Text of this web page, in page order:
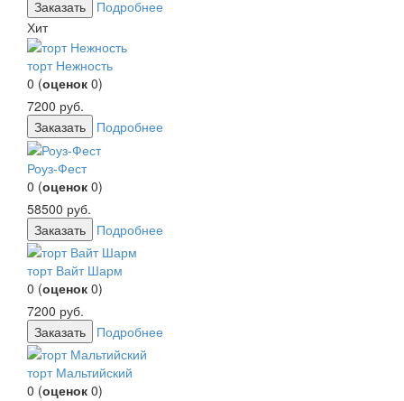
Заказать
Подробнее
Хит
торт Нежность
0 (оценок 0)
7200 руб.
Заказать
Подробнее
Роуз-Фест
0 (оценок 0)
58500 руб.
Заказать
Подробнее
торт Вайт Шарм
0 (оценок 0)
7200 руб.
Заказать
Подробнее
торт Мальтийский
0 (оценок 0)